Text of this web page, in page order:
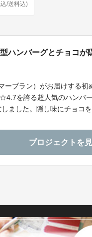
/送料込)
ハンバーグとチョコが
ーブラン）がお届けする初
を誇る超人気のハンバ
ました。隠し味にチョコ
プロジェクトを